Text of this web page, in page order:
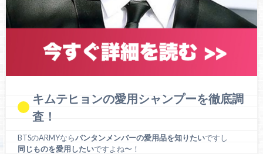
キムテヒョンの愛用シャンプーを徹底調
査！
BTSのARMYならバンタンメンバーの愛用品を知りたいですし
同じものを愛用したいですよね〜！